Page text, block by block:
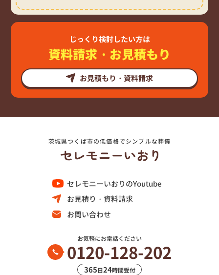
じっくり検討したい方は
資料請求・お見積もり
お見積もり・資料請求
茨城県つくば市の低価格でシンプルな葬儀
セレモニーいおりのYoutube
お見積り・資料請求
お問い合わせ
お気軽にお電話ください
0120-128-202
365日24時間受付